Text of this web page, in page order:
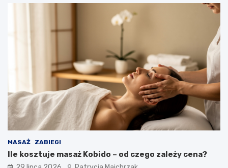
MASAŻ ZABIEGI
Ile kosztuje masaż Kobido – od czego zależy cena?